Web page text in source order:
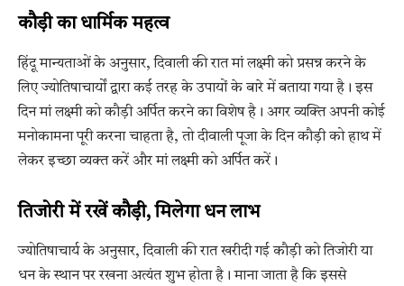
कौड़ी का धार्मिक महत्व
हिंदू मान्यताओं के अनुसार, दिवाली की रात मां लक्ष्मी को प्रसन्न करने के
लिए ज्योतिषाचार्यों द्वारा कई तरह के उपायों के बारे में बताया गया है। इस
दिन मां लक्ष्मी को कौड़ी अर्पित करने का विशेष है। अगर व्यक्ति अपनी कोई
मनोकामना पूरी करना चाहता है, तो दीवाली पूजा के दिन कौड़ी को हाथ में
लेकर इच्छा व्यक्त करें और मां लक्ष्मी को अर्पित करें।
तिजोरी में रखें कौड़ी, मिलेगा धन लाभ
ज्योतिषाचार्य के अनुसार, दिवाली की रात खरीदी गई कौड़ी को तिजोरी या
धन के स्थान पर रखना अत्यंत शुभ होता है। माना जाता है कि इससे